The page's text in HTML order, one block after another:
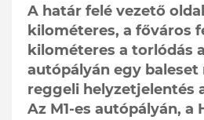
A határ felé vezető
kilométeres, a főváros
kilométeres a torlódás
autópályán egy
reggeli helyzetjelentés
Az M1-es autópályán, a